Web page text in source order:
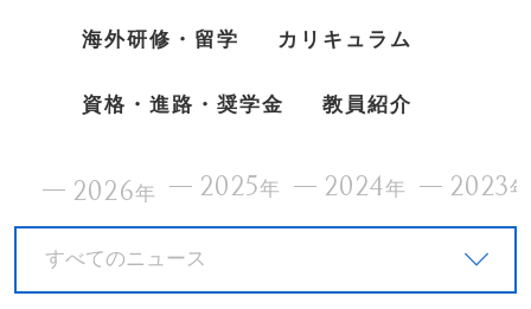
海外研修・留学 カリキュラム
資格・進路・奨学金 教員紹介
2026年 2025年 2024年 2023年
すべてのニュース